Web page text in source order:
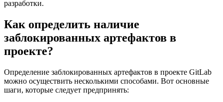
разработки.
Как определить наличие
заблокированных артефактов в
проекте?
Определение заблокированных артефактов в проекте GitLab
можно осуществить несколькими способами. Вот основные
шаги, которые следует предпринять: